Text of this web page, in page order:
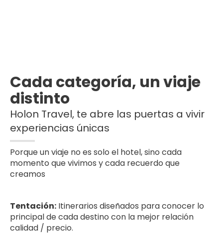
Cada categoría, un viaje
distinto
Holon Travel, te abre las puertas a vivir
experiencias únicas
Porque un viaje no es solo el hotel, sino cada
momento que vivimos y cada recuerdo que
creamos
Tentación: Itinerarios diseñados para conocer lo
principal de cada destino con la mejor relación
calidad / precio.